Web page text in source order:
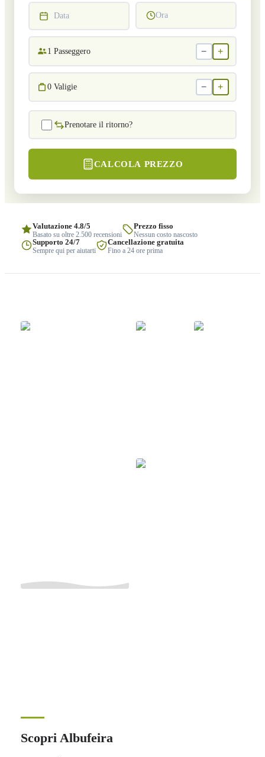
Data Ora
1 Passeggero − +
0 Valigie − +
Prenotare il ritorno?
CALCOLA PREZZO
Valutazione 4.8/5
Basato su oltre 2.500 recensioni
Prezzo fisso
Nessun costo nascosto
Supporto 24/7
Sempre qui per aiutarti
Cancellazione gratuita
Fino a 24 ore prima
Scopri Albufeira